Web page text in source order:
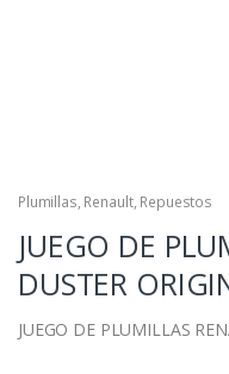
Plumillas, Renault, Repuestos
JUEGO DE
DUSTER
JUEGO DE PLUMILLAS